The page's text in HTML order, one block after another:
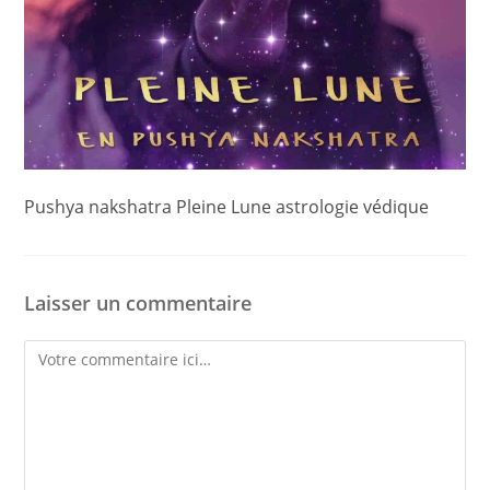
Pushya nakshatra Pleine Lune astrologie védique
Laisser un commentaire
Comment